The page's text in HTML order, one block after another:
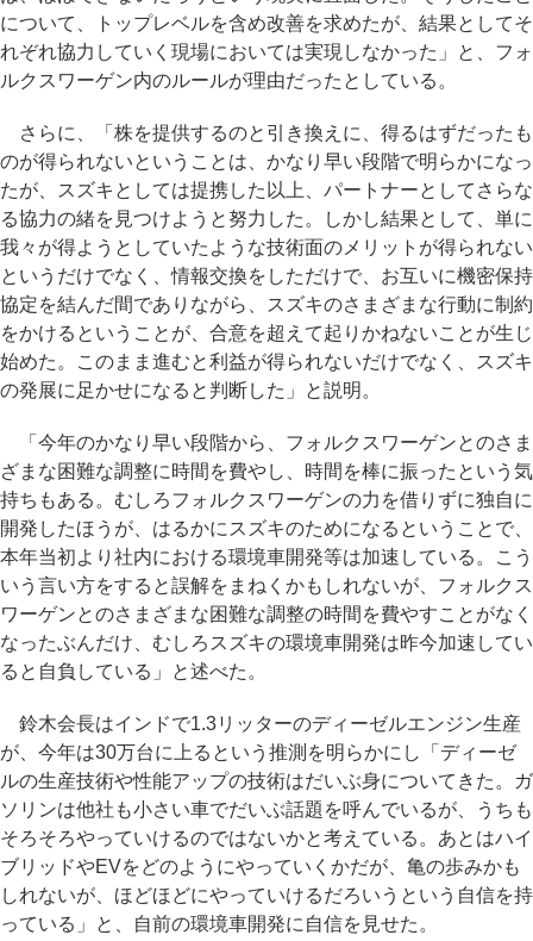
について、トップレベルを含め改善を求めたが、結果としてそ
れぞれ協力していく現場においては実現しなかった」と、フォ
ルクスワーゲン内のルールが理由だったとしている。
さらに、「株を提供するのと引き換えに、得るはずだったも
のが得られないということは、かなり早い段階で明らかになっ
たが、スズキとしては提携した以上、パートナーとしてさらな
る協力の緒を見つけようと努力した。しかし結果として、単に
我々が得ようとしていたような技術面のメリットが得られない
というだけでなく、情報交換をしただけで、お互いに機密保持
協定を結んだ間でありながら、スズキのさまざまな行動に制約
をかけるということが、合意を超えて起りかねないことが生じ
始めた。このまま進むと利益が得られないだけでなく、スズキ
の発展に足かせになると判断した」と説明。
「今年のかなり早い段階から、フォルクスワーゲンとのさま
ざまな困難な調整に時間を費やし、時間を棒に振ったという気
持ちもある。むしろフォルクスワーゲンの力を借りずに独自に
開発したほうが、はるかにスズキのためになるということで、
本年当初より社内における環境車開発等は加速している。こう
いう言い方をすると誤解をまねくかもしれないが、フォルクス
ワーゲンとのさまざまな困難な調整の時間を費やすことがなく
なったぶんだけ、むしろスズキの環境車開発は昨今加速してい
ると自負している」と述べた。
鈴木会長はインドで1.3リッターのディーゼルエンジン生産
が、今年は30万台に上るという推測を明らかにし「ディーゼ
ルの生産技術や性能アップの技術はだいぶ身についてきた。ガ
ソリンは他社も小さい車でだいぶ話題を呼んでいるが、うちも
そろそろやっていけるのではないかと考えている。あとはハイ
ブリッドやEVをどのようにやっていくかだが、亀の歩みかも
しれないが、ほどほどにやっていけるだろいうという自信を持
っている」と、自前の環境車開発に自信を見せた。